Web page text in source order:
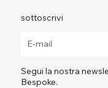
sottoscrivi
Segui la nostra
Bespoke.